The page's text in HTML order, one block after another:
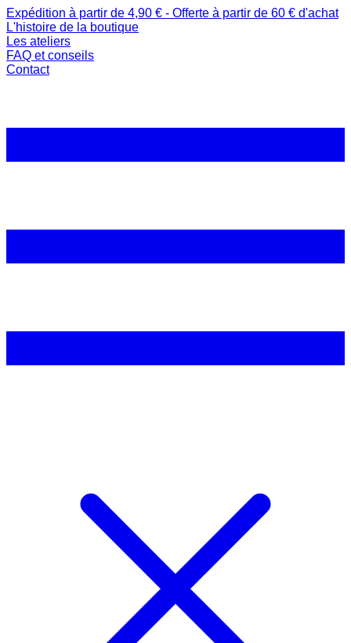
Expédition à partir de 4,90 € - Offerte à partir de 60 € d'achat
L'histoire de la boutique
Les ateliers
FAQ et conseils
Contact